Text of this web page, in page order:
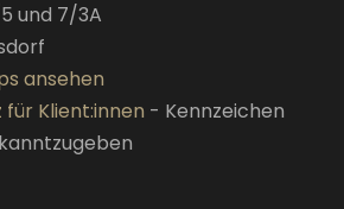
und 7/3A
ansehen
Klient:innen - Kennzeichen